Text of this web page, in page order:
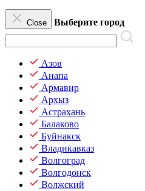
Close Выберите город
Азов
Анапа
Армавир
Архыз
Астрахань
Балаково
Буйнакск
Владикавказ
Волгоград
Волгодонск
Волжский